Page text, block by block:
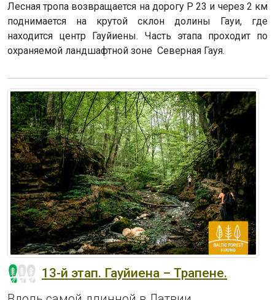
Лесная тропа возвращается на дорогу P 23 и через 2 км
поднимается на крутой склон долины Гауи, где
находится центр Гауйиены. Часть этапа проходит по
охраняемой ландшафтной зоне Северная Гауя.
13-й этап. Гауйиена – Трапене.